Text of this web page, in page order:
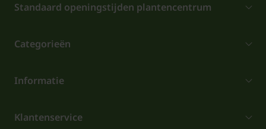
Standaard openingstijden plantencentrum
Categorieën
Informatie
Klantenservice